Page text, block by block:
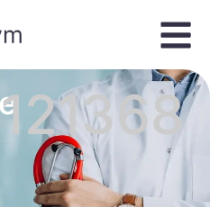
121368